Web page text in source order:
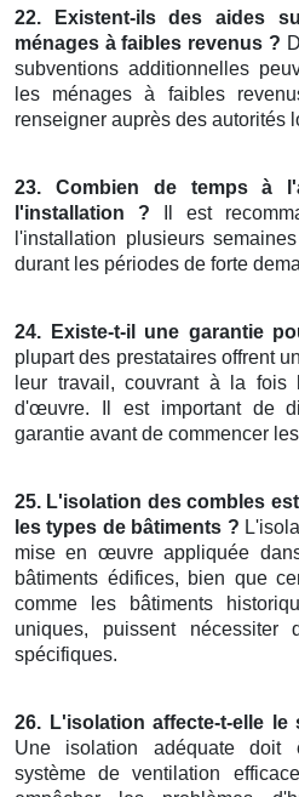
22. Existent-ils des aides
ménages à faibles revenus ?
subventions additionnelles
les ménages à faibles
renseigner auprès des autorités
23. Combien de temps à
l'installation ? Il est
l'installation plusieurs
durant les périodes de forte
24. Existe-t-il une garantie
plupart des prestataires offrent
leur travail, couvrant à la fois
d'œuvre. Il est important de
garantie avant de commencer
25. L'isolation des combles
les types de bâtiments ?
mise en œuvre appliquée
bâtiments édifices, bien que
comme les bâtiments
uniques, puissent nécessiter
spécifiques.
26. L'isolation affecte-t-elle
Une isolation adéquate doit
système de ventilation